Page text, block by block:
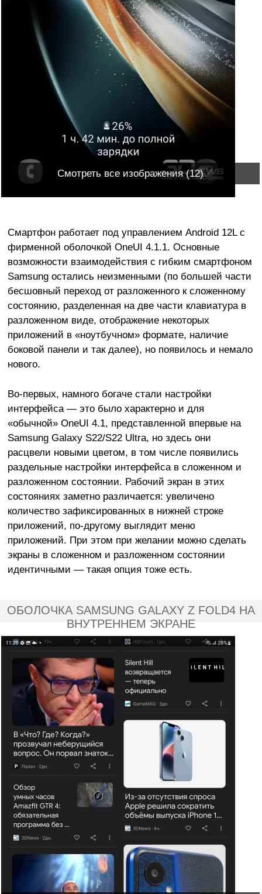
Смотреть все изображения (12)
Смартфон работает под управлением Android 12L с
фирменной оболочкой OneUI 4.1.1. Основные
возможности взаимодействия с гибким смартфоном
Samsung остались неизменными (по большей части
бесшовный переход от разложенного к сложенному
состоянию, разделенная на две части клавиатура в
разложенном виде, отображение некоторых
приложений в «ноутбучном» формате, наличие
боковой панели и так далее), но появилось и немало
нового.
Во-первых, намного богаче стали настройки
интерфейса — это было характерно и для
«обычной» OneUI 4.1, представленной впервые на
Samsung Galaxy S22/S22 Ultra, но здесь они
расцвели новыми цветом, в том числе появились
раздельные настройки интерфейса в сложенном и
разложенном состоянии. Рабочий экран в этих
состояниях заметно различается: увеличено
количество зафиксированных в нижней строке
приложений, по-другому выглядит меню
приложений. При этом при желании можно сделать
экраны в сложенном и разложенном состоянии
идентичными — такая опция тоже есть.
ОБОЛОЧКА SAMSUNG GALAXY Z FOLD4 НА
ВНУТРЕННЕМ ЭКРАНЕ